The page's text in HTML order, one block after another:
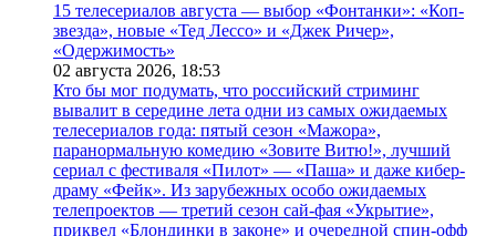
15 телесериалов августа — выбор «Фонтанки»: «Коп-
звезда», новые «Тед Лессо» и «Джек Ричер»,
«Одержимость»
02 августа 2026, 18:53
Кто бы мог подумать, что российский стриминг
вывалит в середине лета одни из самых ожидаемых
телесериалов года: пятый сезон «Мажора»,
паранормальную комедию «Зовите Витю!», лучший
сериал с фестиваля «Пилот» — «Паша» и даже кибер-
драму «Фейк». Из зарубежных особо ожидаемых
телепроектов — третий сезон сай-фая «Укрытие»,
приквел «Блондинки в законе» и очередной спин-офф